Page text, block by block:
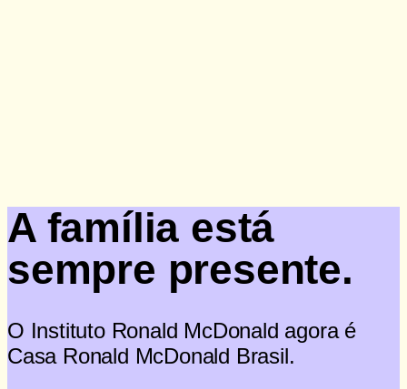
A família está
sempre presente.
O Instituto Ronald McDonald agora é
Casa Ronald McDonald Brasil.